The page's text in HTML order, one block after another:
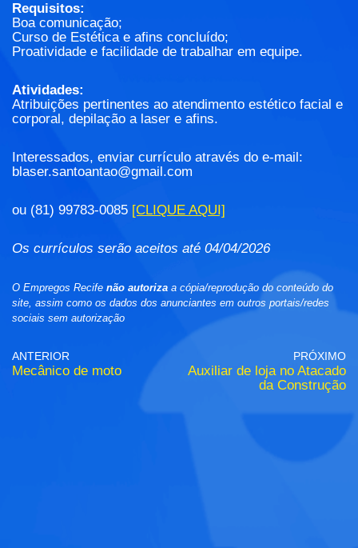
Requisitos:
Boa comunicação;
Curso de Estética e afins concluído;
Proatividade e facilidade de trabalhar em equipe.
Atividades:
Atribuições pertinentes ao atendimento estético facial e
corporal, depilação a laser e afins.
Interessados, enviar currículo através do e-mail:
blaser.santoantao@gmail.com
ou (81) 99783-0085 [CLIQUE AQUI]
Os currículos serão aceitos até 04/04/2026
O Empregos Recife não autoriza a cópia/reprodução do conteúdo do
site, assim como os dados dos anunciantes em outros portais/redes
sociais sem autorização
ANTERIOR
Mecânico de moto
PRÓXIMO
Auxiliar de loja no Atacado
da Construção